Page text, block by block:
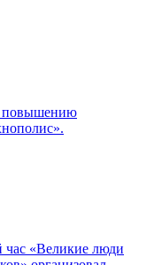
повышению
час «Великие люди